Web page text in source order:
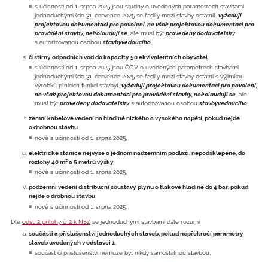
s účinností od 1. srpna 2025 jsou studny o uvedených parametrech stavbami
jednoduchými (do 31. července 2025 se řadily mezi stavby ostatní), vyžadují
projektovou dokumentaci pro povolení, ne však projektovou dokumentaci pro
provádění stavby, nekolaudují se , ale musí být provedeny dodavatelsky
s autorizovanou osobou stavbyvedoucího
čistírny odpadních vod do kapacity 50 ekvivalentních obyvatel
s účinností od 1. srpna 2025 jsou ČOV o uvedených parametrech stavbami
jednoduchými (do 31. července 2025 se řadily mezi stavby ostatní s výjimkou
výrobků plnících funkci stavby), vyžadují projektovou dokumentaci pro povolení,
ne však projektovou dokumentaci pro provádění stavby, nekolaudují se , ale
musí být provedeny dodavatelskys autorizovanou osobou stavbyvedoucího
zemní kabelové vedení na hladině nízkého a vysokého napětí, pokud nejde
o drobnou stavbu
nově s účinností od 1. srpna 2025,
elektrické stanice nejvýše o jednom nadzemním podlaží, nepodsklepené, do
rozlohy 40 m² a 5 metrů výšky
nově s účinností od 1. srpna 2025,
podzemní vedení distribuční soustavy plynu o tlakové hladině do 4 bar, pokud
nejde o drobnou stavbu
nově s účinností od 1. srpna 2025.
Dle odst. 2 přílohy č. 2 k NSZ se jednoduchými stavbami dále rozumí
součásti a příslušenství jednoduchých staveb, pokud nepřekročí parametry
staveb uvedených v odstavci 1
součást či příslušenství nemůže být nikdy samostatnou stavbou,